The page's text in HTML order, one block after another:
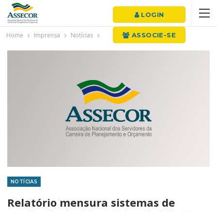
LOGIN
ASSOCIE-SE
Home Imprensa Notícias
NOTÍCIAS
Relatório mensura sistemas de